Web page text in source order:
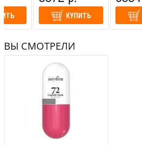
КУПИТЬ
ВЫ СМОТРЕЛИ